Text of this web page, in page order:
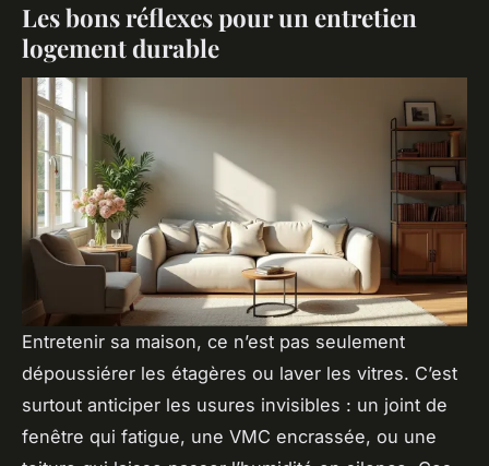
Les bons réflexes pour un entretien
logement durable
Entretenir sa maison, ce n’est pas seulement
dépoussiérer les étagères ou laver les vitres. C’est
surtout anticiper les usures invisibles : un joint de
fenêtre qui fatigue, une VMC encrassée, ou une